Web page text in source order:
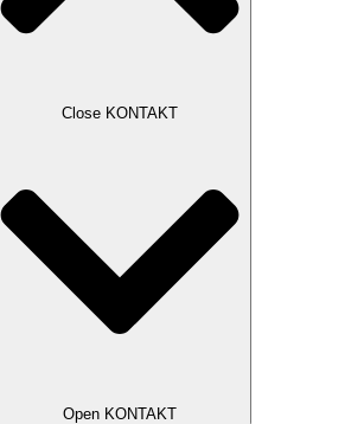
Close KONTAKT
Open KONTAKT